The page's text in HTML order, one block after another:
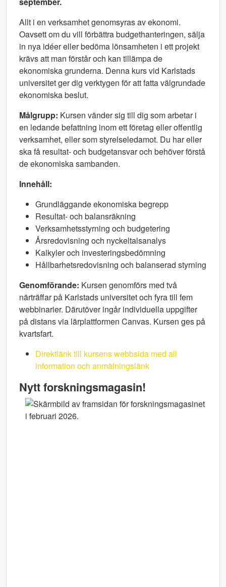
Allt i en verksamhet genomsyras av ekonomi.
Oavsett om du vill förbättra budgethanteringen, sälja
in nya idéer eller bedöma lönsamheten i ett projekt
krävs att man förstår och kan tillämpa de
ekonomiska grunderna. Denna kurs vid Karlstads
universitet ger dig verktygen för att fatta välgrundade
ekonomiska beslut.
Målgrupp: Kursen vänder sig till dig som arbetar i
en ledande befattning inom ett företag eller offentlig
verksamhet, eller som styrelseledamot. Du har eller
ska få resultat- och budgetansvar och behöver förstå
de ekonomiska sambanden.
Innehåll:
Grundläggande ekonomiska begrepp
Resultat- och balansräkning
Verksamhetsstyrning och budgetering
Årsredovisning och nyckeltalsanalys
Kalkyler och investeringsbedömning
Hållbarhetsredovisning och balanserad styrning
Genomförande: Kursen genomförs med två
närträffar på Karlstads universitet och fyra till fem
webbinarier. Därutöver ingår individuella uppgifter
på distans via lärplattformen Canvas. Kursen ges på
kvartsfart.
Direktlänk till kursens webbsida med all
information och anmälningslänk
Nytt forskningsmagasin!